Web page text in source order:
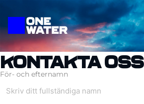
Kontakta oss
För- och efternamn